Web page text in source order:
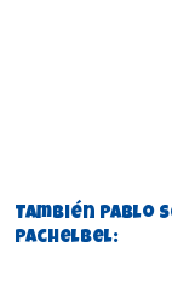
También Pablo
Pachelbel: